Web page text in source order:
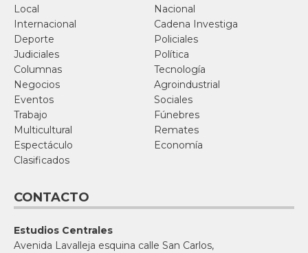
Local
Nacional
Internacional
Cadena Investiga
Deporte
Policiales
Judiciales
Política
Columnas
Tecnología
Negocios
Agroindustrial
Eventos
Sociales
Trabajo
Fúnebres
Multicultural
Remates
Espectáculo
Economía
Clasificados
CONTACTO
Estudios Centrales
Avenida Lavalleja esquina calle San Carlos,